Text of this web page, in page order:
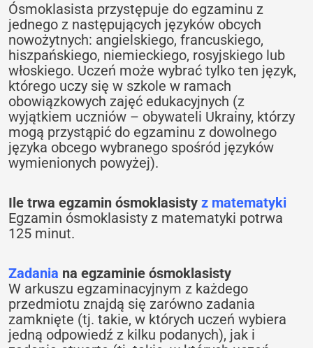
Ósmoklasista przystępuje do egzaminu z
jednego z następujących języków obcych
nowożytnych: angielskiego, francuskiego,
hiszpańskiego, niemieckiego, rosyjskiego lub
włoskiego. Uczeń może wybrać tylko ten język,
którego uczy się w szkole w ramach
obowiązkowych zajęć edukacyjnych (z
wyjątkiem uczniów – obywateli Ukrainy, którzy
mogą przystąpić do egzaminu z dowolnego
języka obcego wybranego spośród języków
wymienionych powyżej).
Ile trwa egzamin ósmoklasistyz matematyki
Egzamin ósmoklasisty z matematyki potrwa
125 minut.
Zadania na egzaminie ósmoklasisty
W arkuszu egzaminacyjnym ‎z każdego
przedmiotu znajdą się zarówno zadania
‎zamknięte (tj. takie, w których uczeń wybiera
jedną odpowiedź z kilku podanych), jak i